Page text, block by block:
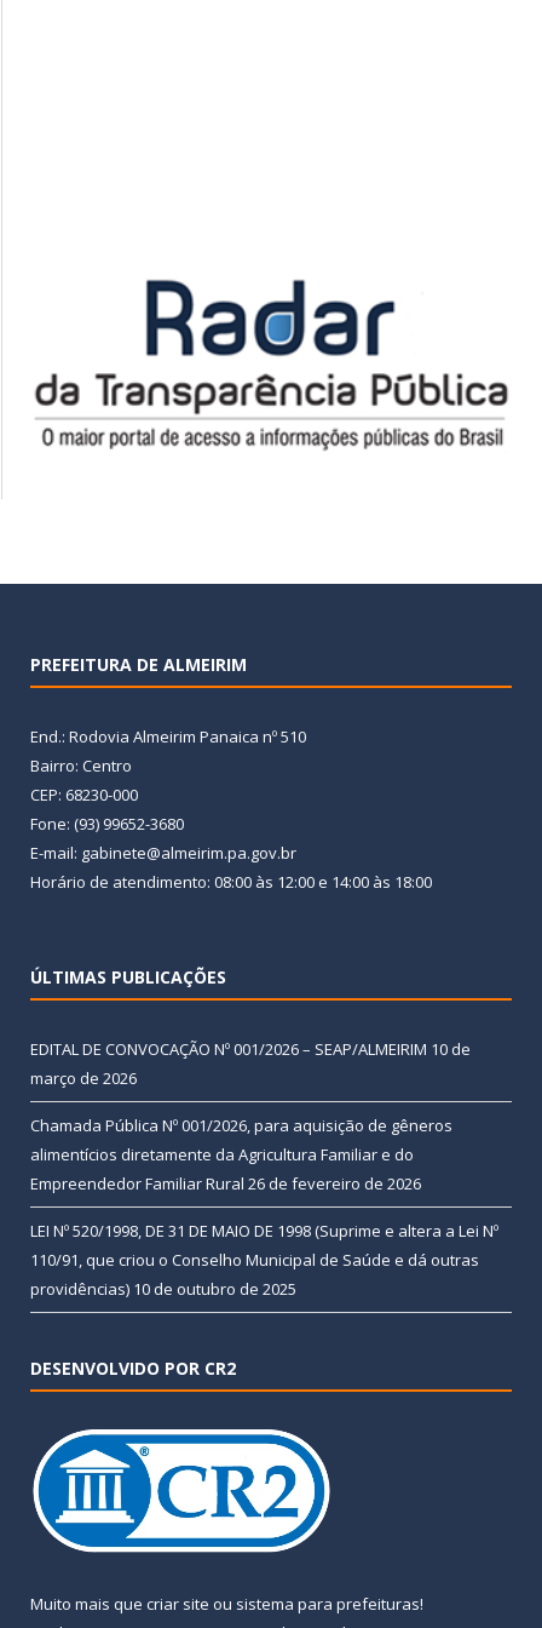
PREFEITURA DE ALMEIRIM
End.: Rodovia Almeirim Panaica nº 510
Bairro: Centro
CEP: 68230-000
Fone: (93) 99652-3680
E-mail: gabinete@almeirim.pa.gov.br
Horário de atendimento: 08:00 às 12:00 e 14:00 às 18:00
ÚLTIMAS PUBLICAÇÕES
EDITAL DE CONVOCAÇÃO Nº 001/2026 – SEAP/ALMEIRIM 10 de
março de 2026
Chamada Pública Nº 001/2026, para aquisição de gêneros
alimentícios diretamente da Agricultura Familiar e do
Empreendedor Familiar Rural 26 de fevereiro de 2026
LEI Nº 520/1998, DE 31 DE MAIO DE 1998 (Suprime e altera a Lei Nº
110/91, que criou o Conselho Municipal de Saúde e dá outras
providências) 10 de outubro de 2025
DESENVOLVIDO POR CR2
Muito mais que criar site ou sistema para prefeituras!